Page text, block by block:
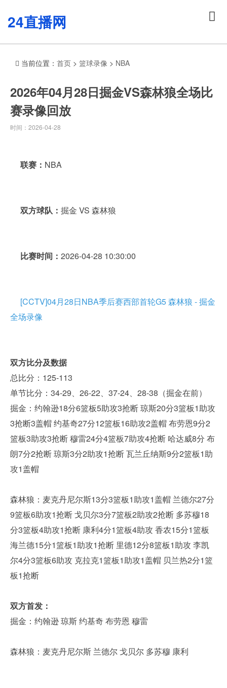
24直播网
当前位置： 首页 > 篮球录像 > NBA
2026年04月28日掘金VS森林狼全场比
赛录像回放
时间：2026-04-28
联赛： NBA
双方球队： 掘金 VS 森林狼
比赛时间： 2026-04-28 10:30:00
[CCTV]04月28日NBA季后赛西部首轮G5 森林狼 - 掘金
全场录像
双方比分及数据
总比分：125-113
单节比分：34-29、26-22、37-24、28-38（掘金在前）
掘金：约翰逊18分6篮板5助攻3抢断 琼斯20分3篮板1助攻
3抢断3盖帽 约基奇27分12篮板16助攻2盖帽 布劳恩9分2
篮板3助攻3抢断 穆雷24分4篮板7助攻4抢断 哈达威8分 布
朗7分2抢断 琼斯3分2助攻1抢断 瓦兰丘纳斯9分2篮板1助
攻1盖帽
森林狼：麦克丹尼尔斯13分3篮板1助攻1盖帽 兰德尔27分
9篮板6助攻1抢断 戈贝尔3分7篮板2助攻2抢断 多苏穆18
分3篮板4助攻1抢断 康利4分1篮板4助攻 香农15分1篮板
海兰德15分1篮板1助攻1抢断 里德12分8篮板1助攻 李凯
尔4分3篮板6助攻 克拉克1篮板1助攻1盖帽 贝兰热2分1篮
板1抢断
双方首发：
掘金：约翰逊 琼斯 约基奇 布劳恩 穆雷
森林狼：麦克丹尼尔斯 兰德尔 戈贝尔 多苏穆 康利